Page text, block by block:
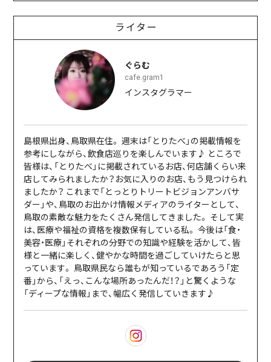
ライター
ぐらむ
cafe.gram1
インスタグラマー
島根県出身、鳥取県在住。 週末は「とりたべ」の掲載情報を
参考にしながら、飲食店巡りを楽しんでいます♪ ところで
皆様は、「とりたべ」に掲載されているお店、何店舗くらい来
店してみられましたか？お気に入りのお店、もう見つけられ
ましたか？ これまで「とっとりトリートビジョンアンバサ
ダー」や、鳥取のお出かけ情報メディアのライターとして、
鳥取の素敵な魅力をたくさん発信してきました。 そして実
は、医療や福祉の資格を複数保有している私。 今後は「食・
美容・医療」それぞれの分野での知識や経験を活かして、皆
様と一緒に楽しく、健やかな時間を過ごしていけたらと思
っています。 鳥取県民なら誰もが知っているであろう「定
番」から、「えっ、こんな場所あったんだ！？」と驚くような
「ディープな情報」まで、幅広く発信していきます♪